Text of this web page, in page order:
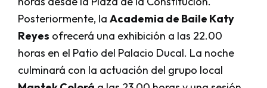
Posteriormente, la Academia de Baile Katy
Reyes ofrecerá una exhibición a las 22.00
horas en el Patio del Palacio Ducal. La noche
culminará con la actuación del grupo local